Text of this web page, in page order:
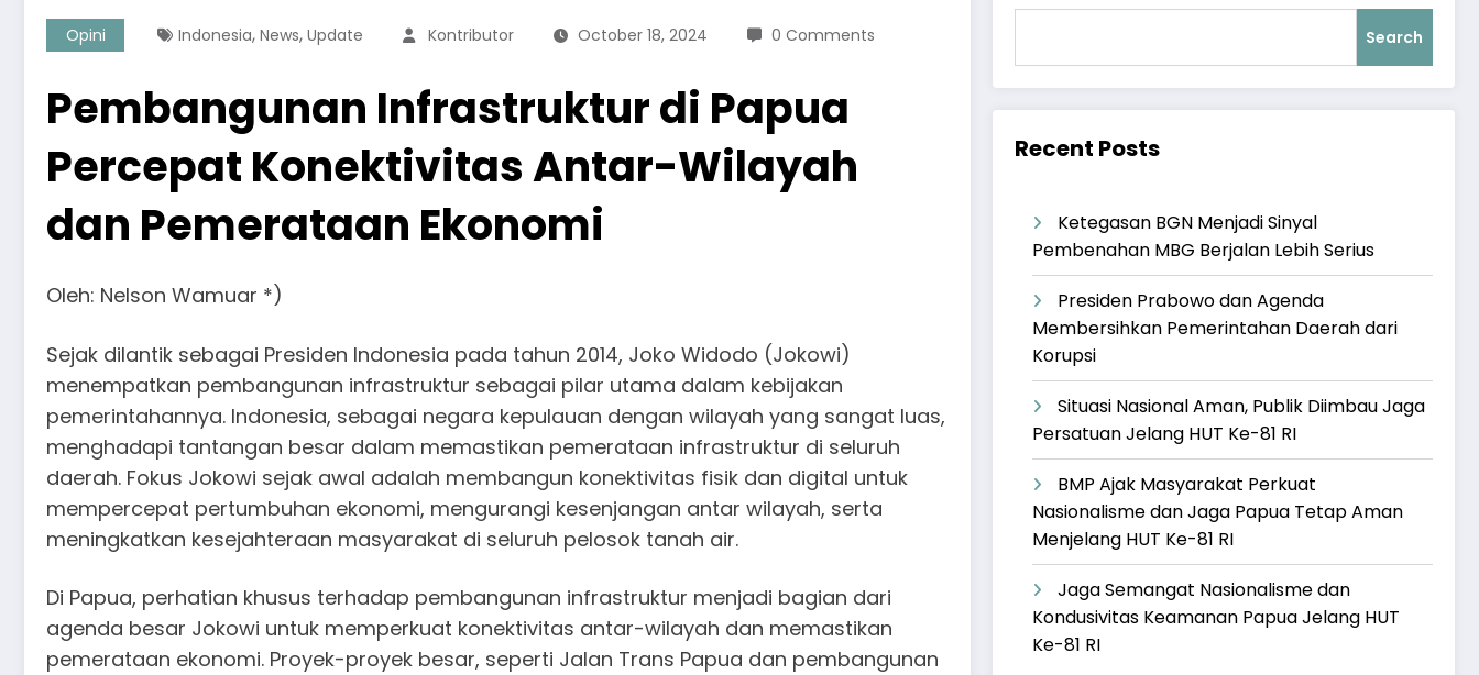
Opini Indonesia, News, Update Kontributor October 18, 2024 0 Comments
Pembangunan Infrastruktur di Papua
Percepat Konektivitas Antar-Wilayah
dan Pemerataan Ekonomi
Oleh: Nelson Wamuar *)
Sejak dilantik sebagai Presiden Indonesia pada tahun 2014, Joko Widodo (Jokowi)
menempatkan pembangunan infrastruktur sebagai pilar utama dalam kebijakan
pemerintahannya. Indonesia, sebagai negara kepulauan dengan wilayah yang sangat luas,
menghadapi tantangan besar dalam memastikan pemerataan infrastruktur di seluruh
daerah. Fokus Jokowi sejak awal adalah membangun konektivitas fisik dan digital untuk
mempercepat pertumbuhan ekonomi, mengurangi kesenjangan antar wilayah, serta
meningkatkan kesejahteraan masyarakat di seluruh pelosok tanah air.
Di Papua, perhatian khusus terhadap pembangunan infrastruktur menjadi bagian dari
agenda besar Jokowi untuk memperkuat konektivitas antar-wilayah dan memastikan
pemerataan ekonomi. Proyek-proyek besar, seperti Jalan Trans Papua dan pembangunan
Search
Recent Posts
Ketegasan BGN Menjadi Sinyal
Pembenahan MBG Berjalan Lebih Serius
Presiden Prabowo dan Agenda
Membersihkan Pemerintahan Daerah dari
Korupsi
Situasi Nasional Aman, Publik Diimbau Jaga
Persatuan Jelang HUT Ke-81 RI
BMP Ajak Masyarakat Perkuat
Nasionalisme dan Jaga Papua Tetap Aman
Menjelang HUT Ke-81 RI
Jaga Semangat Nasionalisme dan
Kondusivitas Keamanan Papua Jelang HUT
Ke-81 RI